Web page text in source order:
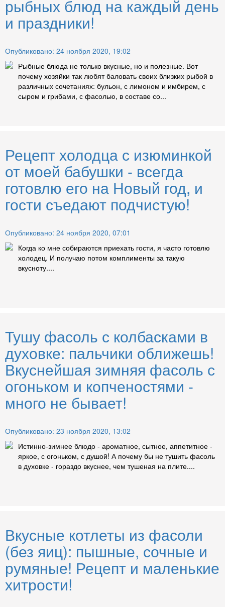
рыбных блюд на каждый день
и праздники!
Опубликовано: 24 ноября 2020, 19:02
Рыбные блюда не только вкусные, но и полезные. Вот
почему хозяйки так любят баловать своих близких рыбой в
различных сочетаниях: бульон, с лимоном и имбирем, с
сыром и грибами, с фасолью, в составе со...
Рецепт холодца с изюминкой
от моей бабушки - всегда
готовлю его на Новый год, и
гости съедают подчистую!
Опубликовано: 24 ноября 2020, 07:01
Когда ко мне собираются приехать гости, я часто готовлю
холодец. И получаю потом комплименты за такую
вкусноту....
Тушу фасоль с колбасками в
духовке: пальчики оближешь!
Вкуснейшая зимняя фасоль с
огоньком и копченостями -
много не бывает!
Опубликовано: 23 ноября 2020, 13:02
Истинно-зимнее блюдо - ароматное, сытное, аппетитное -
яркое, с огоньком, с душой! А почему бы не тушить фасоль
в духовке - гораздо вкуснее, чем тушеная на плите....
Вкусные котлеты из фасоли
(без яиц): пышные, сочные и
румяные! Рецепт и маленькие
хитрости!